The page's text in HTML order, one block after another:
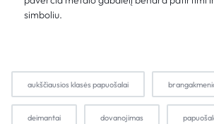
simboliu.
aukščiausios klasės papuošalai
deimantai dovanojimas